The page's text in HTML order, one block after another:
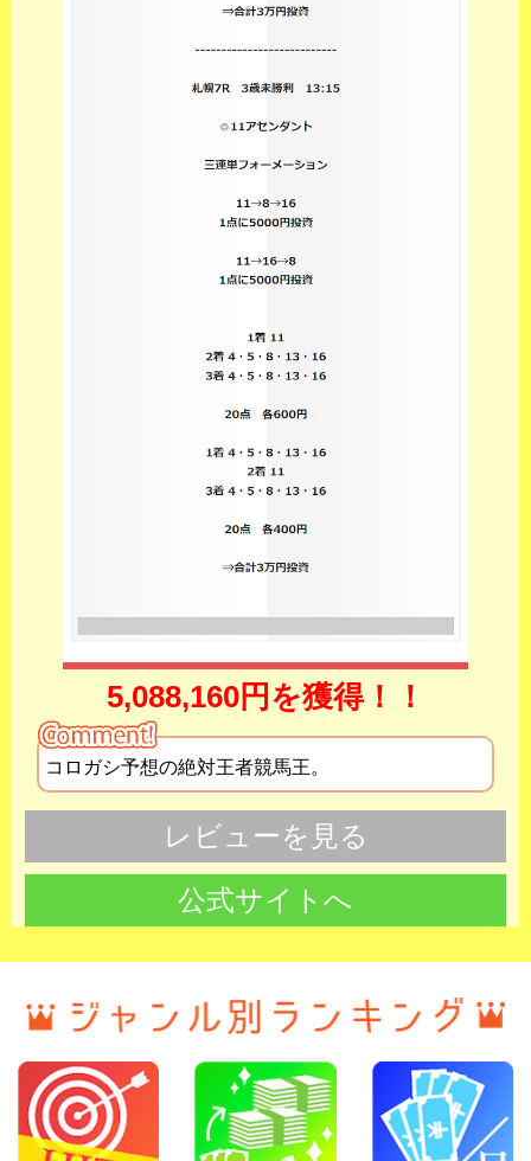
5,088,160円を獲得！！
コロガシ予想の絶対王者競馬王。
レビューを見る
公式サイトへ